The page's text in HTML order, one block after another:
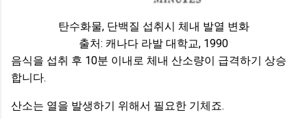
탄수화물, 단백질 섭취시 체내 발열 변화
출처: 캐나다 라발 대학교, 1990
음식을 섭취 후 10분 이내로 체내 산소량이 급격하기 상승
합니다.
산소는 열을 발생하기 위해서 필요한 기체죠.